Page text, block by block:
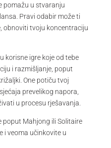
pomažu u stvaranju
Pravi odabir može ti
obnoviti tvoju koncentraciju
korisne igre koje od tebe
i razmišljanje, poput
One potiču tvoj
prevelikog napora,
u procesu rješavanja.
poput Mahjong ili Solitaire
i veoma učinkovite u